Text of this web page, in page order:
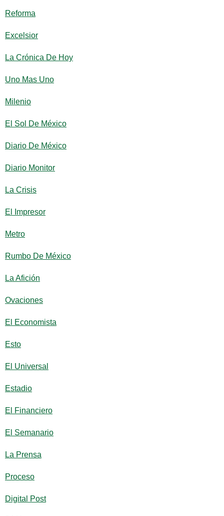
Reforma
Excelsior
La Crónica De Hoy
Uno Mas Uno
Milenio
El Sol De México
Diario De México
Diario Monitor
La Crisis
El Impresor
Metro
Rumbo De México
La Afición
Ovaciones
El Economista
Esto
El Universal
Estadio
El Financiero
El Semanario
La Prensa
Proceso
Digital Post